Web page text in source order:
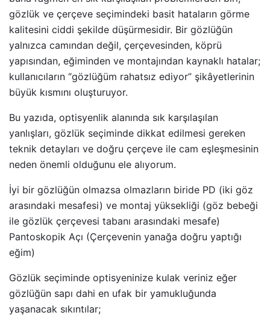
gözlük ve çerçeve seçimindeki basit hataların görme
kalitesini ciddi şekilde düşürmesidir. Bir gözlüğün
yalnızca camından değil, çerçevesinden, köprü
yapısından, eğiminden ve montajından kaynaklı hatalar;
kullanıcıların “gözlüğüm rahatsız ediyor” şikâyetlerinin
büyük kısmını oluşturuyor.
Bu yazıda, optisyenlik alanında sık karşılaşılan
yanlışları, gözlük seçiminde dikkat edilmesi gereken
teknik detayları ve doğru çerçeve ile cam eşleşmesinin
neden önemli olduğunu ele alıyorum.
İyi bir gözlüğün olmazsa olmazların biride PD (iki göz
arasındaki mesafesi) ve montaj yüksekliği (göz bebeği
ile gözlük çerçevesi tabanı arasındaki mesafe)
Pantoskopik Açı (Çerçevenin yanağa doğru yaptığı
eğim)
Gözlük seçiminde optisyeninize kulak veriniz eğer
gözlüğün sapı dahi en ufak bir yamukluğunda
yaşanacak sıkıntılar;